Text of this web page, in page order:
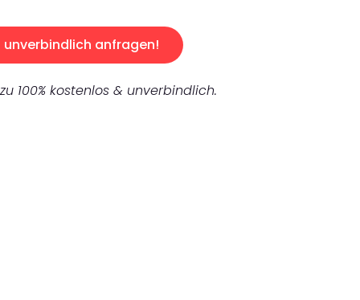
unverbindlich anfragen!
100% kostenlos & unverbindlich.